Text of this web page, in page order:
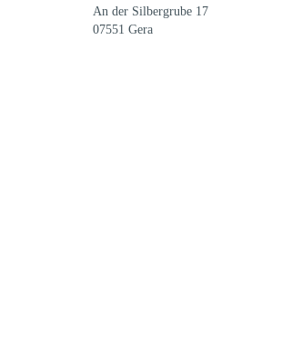
An der Silbergrube 17
07551 Gera